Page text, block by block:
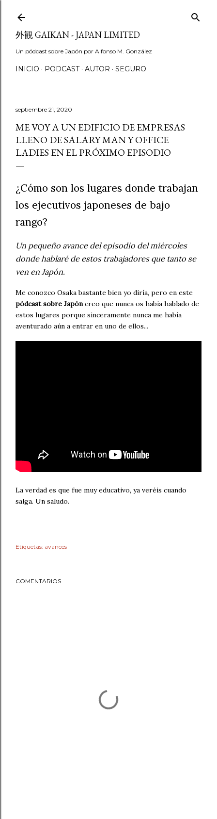
外観 GAIKAN - JAPAN LIMITED
Un pódcast sobre Japón por Alfonso M. González
INICIO PODCAST AUTOR SEGURO
septiembre 21, 2020
ME VOY A UN EDIFICIO DE EMPRESAS
LLENO DE SALARY MAN Y OFFICE
LADIES EN EL PRÓXIMO EPISODIO
¿Cómo son los lugares donde trabajan
los ejecutivos japoneses de bajo
rango?
Un pequeño avance del episodio del miércoles
donde hablaré de estos trabajadores que tanto se
ven en Japón.
Me conozco Osaka bastante bien yo diría, pero en este
pódcast sobre Japóncreo que nunca os había hablado de
estos lugares porque sinceramente nunca me había
aventurado aún a entrar en uno de ellos...
La verdad es que fue muy educativo, ya veréis cuando
salga. Un saludo.
Etiquetas: avances
COMENTARIOS